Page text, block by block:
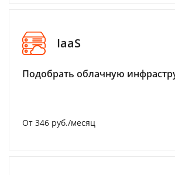
IaaS
Подобрать облачную
От 346 руб./месяц